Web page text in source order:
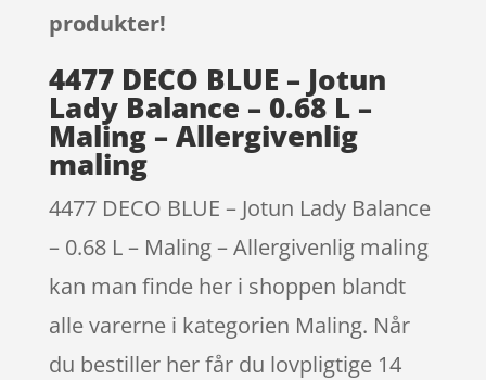
produkter!
4477 DECO BLUE – Jotun
Lady Balance – 0.68 L –
Maling – Allergivenlig
maling
4477 DECO BLUE – Jotun Lady Balance
– 0.68 L – Maling – Allergivenlig maling
kan man finde her i shoppen blandt
alle varerne i kategorien Maling. Når
du bestiller her får du lovpligtige 14